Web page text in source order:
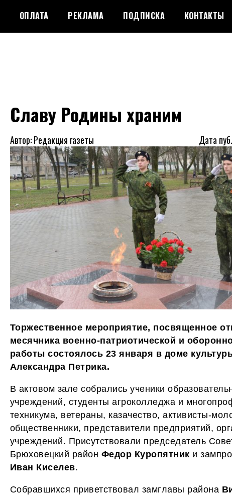
ОПЛАТА РЕКЛАМА ПОДПИСКА КОНТАКТЫ
Славу Родины храним
Автор: Редакция газеты Дата
Торжественное мероприятие, посвященное
месячника военно-патриотической и
работы состоялось 23 января в доме
Александра Петрика.
В актовом зале собрались ученики
учреждений, студенты агроколледжа и
техникума, ветераны, казачество, активисты-
общественники, представители предприятий,
учреждений. Присутствовали председатель
Брюховецкий район Федор Куропятник и
Иван Киселев.
Собравшихся приветствовал замглавы района